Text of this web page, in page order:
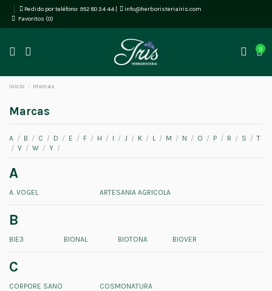
Pedido por teléfono: 952 80 34 44
info@herboristeriairis.com
Favoritos (0)
0
Inicio Marcas
Marcas
A / B / C / D / E / F / H / I / J / K / L / M / N / O / P / R / S / T
/ V / W / Y /
A
A. VOGEL ARTESANIA AGRICOLA
B
BIE3 BIONAL BIOTONA BIOVER
C
CORPORE SANO COSMONATURA